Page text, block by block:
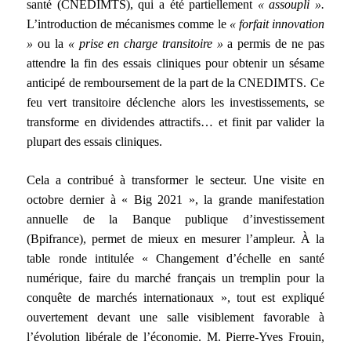
santé (CNEDIMTS), qui a été partiellement « assoupli ».
L’introduction de mécanismes comme le « forfait innovation
»ou la « prise en charge transitoire »a permis de ne pas
attendre la fin des essais cliniques pour obtenir un sésame
anticipé de remboursement de la part de la CNEDIMTS. Ce
feu vert transitoire déclenche alors les investissements, se
transforme en dividendes attractifs… et finit par valider la
plupart des essais cliniques.
Cela a contribué à transformer le secteur. Une visite en
octobre dernier à « Big 2021 », la grande manifestation
annuelle de la Banque publique d’investissement
(Bpifrance), permet de mieux en mesurer l’ampleur. À la
table ronde intitulée « Changement d’échelle en santé
numérique, faire du marché français un tremplin pour la
conquête de marchés internationaux », tout est expliqué
ouvertement devant une salle visiblement favorable à
l’évolution libérale de l’économie. M. Pierre-Yves Frouin,